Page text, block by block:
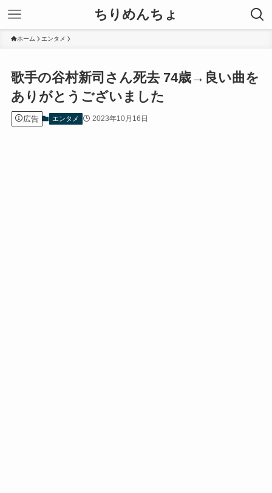
ちりめんちょ
ホーム エンタメ
歌手の谷村新司さん死去 74歳→良い曲を
ありがとうございました
広告 エンタメ 2023年10月16日